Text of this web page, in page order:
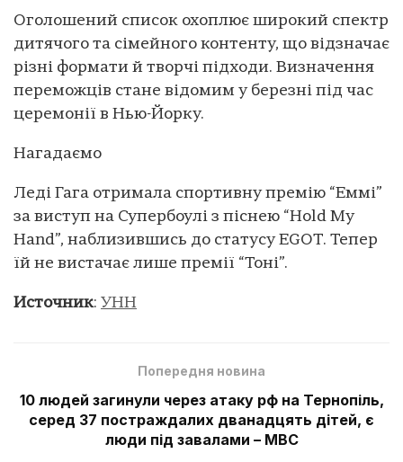
Оголошений список охоплює широкий спектр
дитячого та сімейного контенту, що відзначає
різні формати й творчі підходи. Визначення
переможців стане відомим у березні під час
церемонії в Нью-Йорку.
Нагадаємо
Леді Гага отримала спортивну премію “Еммі”
за виступ на Супербоулі з піснею “Hold My
Hand”, наблизившись до статусу EGOT. Тепер
їй не вистачає лише премії “Тоні”.
Источник: УНН
Попередня новина
10 людей загинули через атаку рф на Тернопіль,
серед 37 постраждалих дванадцять дітей, є
люди під завалами – МВС